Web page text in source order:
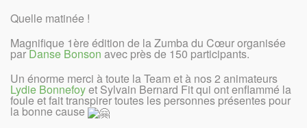
Quelle matinée !
Magnifique 1ère édition de la Zumba du Cœur organisée
parDanse Bonson avec près de 150 participants.
Un énorme merci à toute la Team et à nos 2 animateurs
Lydie Bonnefoyet Sylvain Bernard Fit qui ont enflammé la
foule et fait transpirer toutes les personnes présentes pour
la bonne cause